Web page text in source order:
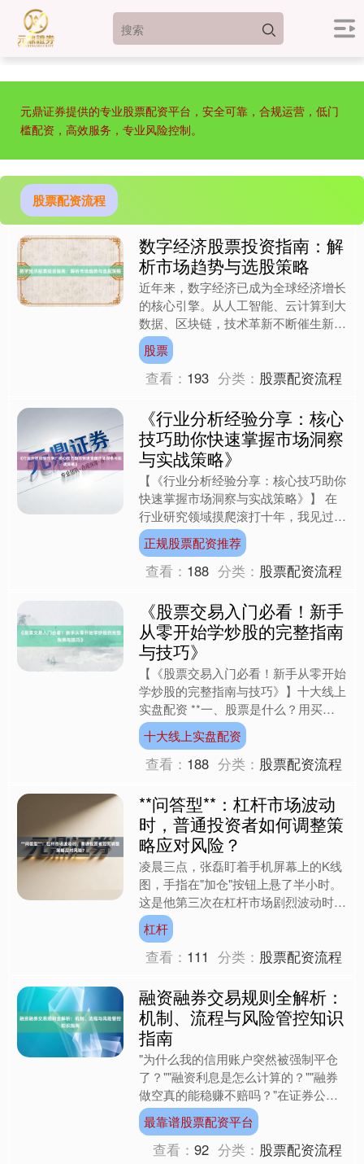
元鼎证券提供的专业股票配资平台，安全可靠，合规运营，低门
槛配资，高效服务，专业风险控制。
股票配资流程
数字经济股票投资指南：解
析市场趋势与选股策略
近年来，数字经济已成为全球经济增长
的核心引擎。从人工智能、云计算到大
数据、区块链，技术革新不断催生新的
商业模式，也为资本市场注入活力。作
为连接科技与金融的桥梁，....
股票
查看： 193 分类： 股票配资流程
《行业分析经验分享：核心
技巧助你快速掌握市场洞察
与实战策略》
【《行业分析经验分享：核心技巧助你
快速掌握市场洞察与实战策略》】 在
行业研究领域摸爬滚打十年，我见过太
多人捧着数据报告发呆——明明收集了
海量信息，却像捧着一团乱....
正规股票配资推荐
查看： 188 分类： 股票配资流程
《股票交易入门必看！新手
从零开始学炒股的完整指南
与技巧》
【《股票交易入门必看！新手从零开始
学炒股的完整指南与技巧》】十大线上
实盘配资 **一、股票是什么？用买菜
思维理解** 想象你常去的菜市场，原
本每个摊位卖10元/....
十大线上实盘配资
查看： 188 分类： 股票配资流程
**问答型**：杠杆市场波动
时，普通投资者如何调整策
略应对风险？
凌晨三点，张磊盯着手机屏幕上的K线
图，手指在"加仓"按钮上悬了半小时。
这是他第三次在杠杆市场剧烈波动时犹
豫不决——上周刚因为重仓某只杠杆基
金，一天亏损超过20%....
杠杆
查看： 111 分类： 股票配资流程
融资融券交易规则全解析：
机制、流程与风险管控知识
指南
"为什么我的信用账户突然被强制平仓
了？""融资利息是怎么计算的？""融券
做空真的能稳赚不赔吗？"在证券公司
营业部，这类问题每天都在被投资者反
复追问。融资融券作为....
最靠谱股票配资平台
查看：92 分类： 股票配资流程